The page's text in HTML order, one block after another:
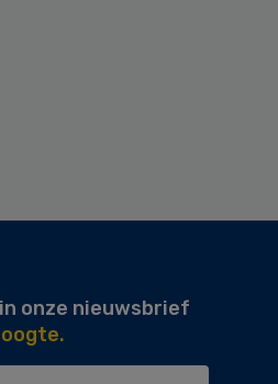
onze nieuwsbrief